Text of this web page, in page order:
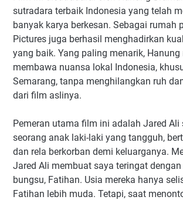
sutradara terbaik Indonesia yang telah
banyak karya berkesan. Sebagai rumah
Pictures juga berhasil menghadirkan
yang baik. Yang paling menarik, Hanung
membawa nuansa lokal Indonesia,
Semarang, tanpa menghilangkan ruh
dari film aslinya.
Pemeran utama film ini adalah Jared Ali
seorang anak laki-laki yang tangguh,
dan rela berkorban demi keluarganya.
Jared Ali membuat saya teringat
bungsu, Fatihan. Usia mereka hanya
Fatihan lebih muda. Tetapi, saat